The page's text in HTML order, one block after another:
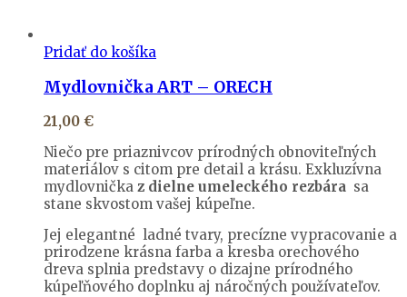
Pridať do košíka
Mydlovnička ART – ORECH
21,00 €
Niečo pre priaznivcov prírodných obnoviteľných
materiálov s citom pre detail a krásu. Exkluzívna
mydlovnička z dielne umeleckého rezbára sa
stane skvostom vašej kúpeľne.
Jej elegantné ladné tvary, precízne vypracovanie a
prirodzene krásna farba a kresba orechového
dreva splnia predstavy o dizajne prírodného
kúpeľňového doplnku aj náročných používateľov.